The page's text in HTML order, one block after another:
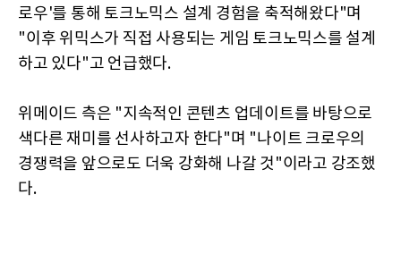
로우'를 통해 토크노믹스 설계 경험을 축적해왔다"며
"이후 위믹스가 직접 사용되는 게임 토크노믹스를 설계
하고 있다"고 언급했다.
위메이드 측은 "지속적인 콘텐츠 업데이트를 바탕으로
색다른 재미를 선사하고자 한다"며 "나이트 크로우의
경쟁력을 앞으로도 더욱 강화해 나갈 것"이라고 강조했
다.